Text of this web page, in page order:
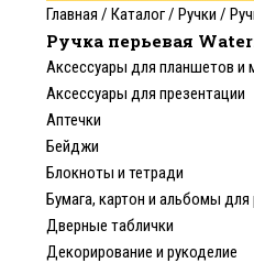
Главная / Каталог/ Ручки /
Ручка перьевая
Аксессуары для планшетов и
Аксессуары для презентации
Аптечки
Бейджи
Блокноты и тетради
Бумага, картон и альбомы для
Дверные таблички
Декорирование и рукоделие